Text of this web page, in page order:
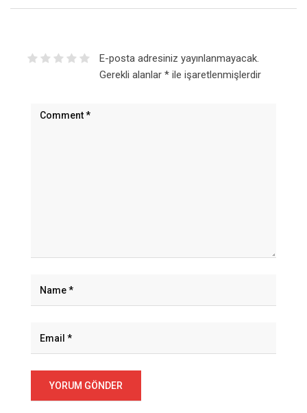
E-posta adresiniz yayınlanmayacak.
Gerekli alanlar *ile işaretlenmişlerdir